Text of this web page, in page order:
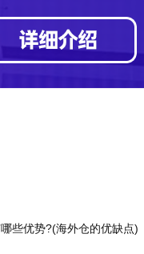
些优势?(海外仓的优缺点)